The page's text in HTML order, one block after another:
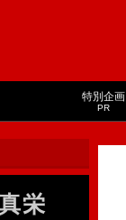
特別企画
PR
栄